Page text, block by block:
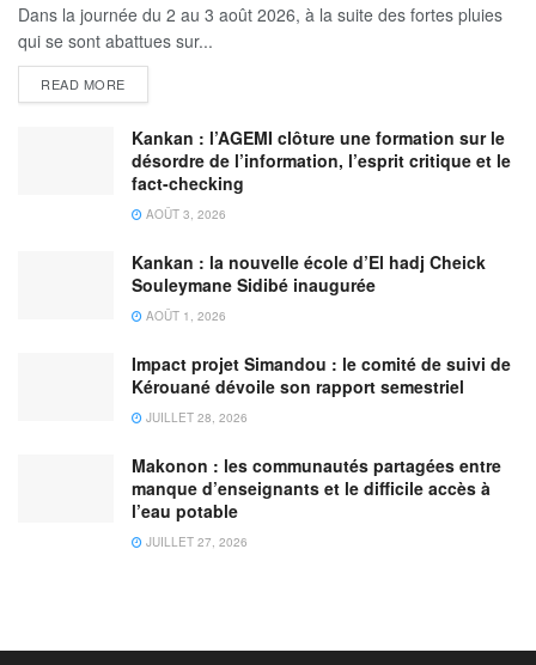
Dans la journée du 2 au 3 août 2026, à la suite des fortes pluies
qui se sont abattues sur...
READ MORE
Kankan : l’AGEMI clôture une formation sur le
désordre de l’information, l’esprit critique et le
fact-checking
AOÛT 3, 2026
Kankan : la nouvelle école d’El hadj Cheick
Souleymane Sidibé inaugurée
AOÛT 1, 2026
Impact projet Simandou : le comité de suivi de
Kérouané dévoile son rapport semestriel
JUILLET 28, 2026
Makonon : les communautés partagées entre
manque d’enseignants et le difficile accès à
l’eau potable
JUILLET 27, 2026